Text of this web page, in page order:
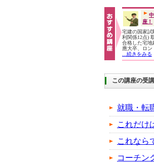
座！
宅建の国家試
利関係12点)
合格した宅地
應大卒、ロ
...続きをみる
この講座の受
就職・転
これだけ
これなら
コーチン